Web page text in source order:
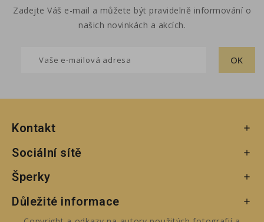
Zadejte Váš e-mail a můžete být pravidelně informování o
našich novinkách a akcích.
Kontakt 
Sociální sítě 
Šperky 
Důležité informace 